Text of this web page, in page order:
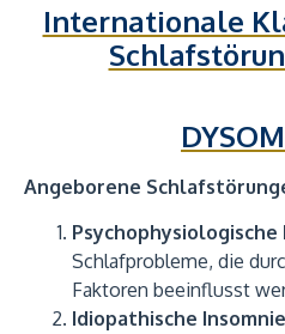
Internationale
Angeborene
Psychophysiologische
Schlafprobleme, die
Faktoren beeinflusst
Idiopathische